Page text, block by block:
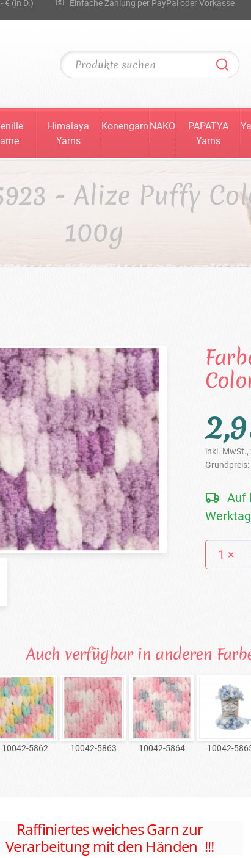
€ (in D.)
Einfache Zahlung per PayPal oder Vorkasse
Himalaya
Yarns
Konengarn NAKO
PAPATYA
Yarns
- Alize Puffy
100g
inkl. MwSt.,
Grundpreis:
Auf
Auch verfügbar in anderen
10042-5862 10042-5863 10042-5864 10042-
Raffiniertes weiches Garn zur
Verarbeitung mit den Händen !!!